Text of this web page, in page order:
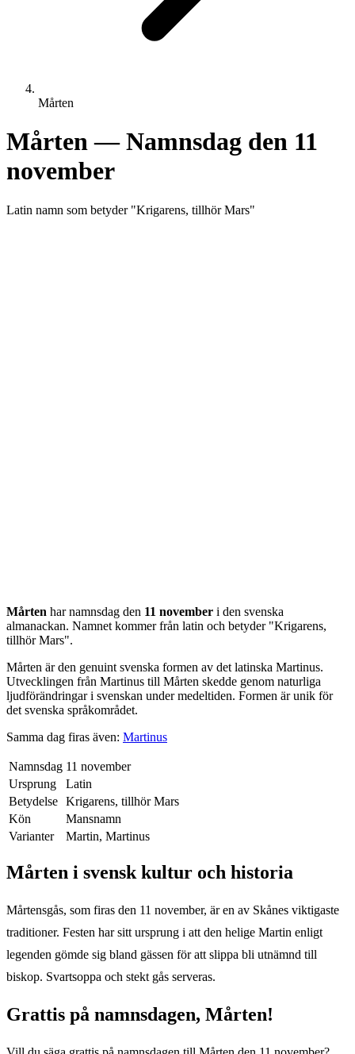
Mårten
Mårten— Namnsdag den 11
november
Latin namn som betyder "Krigarens, tillhör Mars"
Mårten har namnsdag den 11 november i den svenska
almanackan. Namnet kommer från latin och betyder "Krigarens,
tillhör Mars".
Mårten är den genuint svenska formen av det latinska Martinus.
Utvecklingen från Martinus till Mårten skedde genom naturliga
ljudförändringar i svenskan under medeltiden. Formen är unik för
det svenska språkområdet.
Samma dag firas även: Martinus
Namnsdag 11 november
Ursprung
Latin
Betydelse Krigarens, tillhör Mars
Kön
Mansnamn
Varianter
Martin, Martinus
Mårten i svensk kultur och historia
Mårtensgås, som firas den 11 november, är en av Skånes viktigaste
traditioner. Festen har sitt ursprung i att den helige Martin enligt
legenden gömde sig bland gässen för att slippa bli utnämnd till
biskop. Svartsoppa och stekt gås serveras.
Grattis på namnsdagen, Mårten!